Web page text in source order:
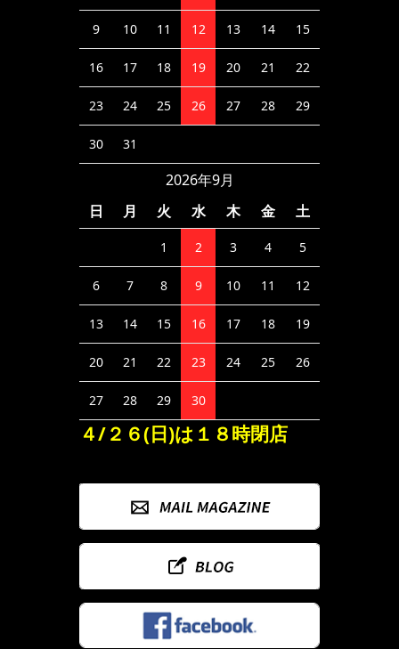
9 10 11 12 13 14 15
16 17 18 19 20 21 22
23 24 25 26 27 28 29
30 31
2026年9月
日
月 火 水 木 金 土
1 2 3 4 5
6 7 8 9 10 11 12
13 14 15 16 17 18 19
20 21 22 23 24 25 26
27 28 29 30
４/２６(日)は１８時閉店